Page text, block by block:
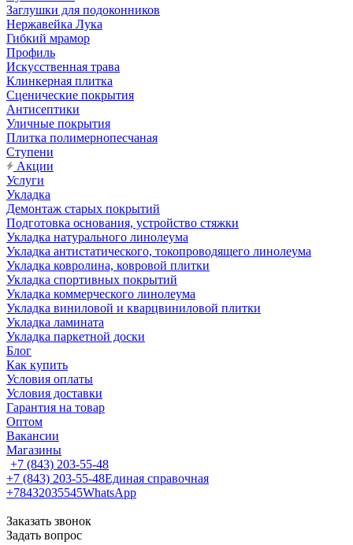
Заглушки для подоконников
Нержавейка Лука
Гибкий мрамор
Профиль
Искусственная трава
Клинкерная плитка
Сценические покрытия
Антисептики
Уличные покрытия
Плитка полимернопесчаная
Ступени
Акции
Услуги
Укладка
Демонтаж старых покрытий
Подготовка основания, устройство стяжки
Укладка натурального линолеума
Укладка антистатического, токопроводящего линолеума
Укладка ковролина, ковровой плитки
Укладка спортивных покрытий
Укладка коммерческого линолеума
Укладка виниловой и кварцвиниловой плитки
Укладка ламината
Укладка паркетной доски
Блог
Как купить
Условия оплаты
Условия доставки
Гарантия на товар
Оптом
Вакансии
Магазины
+7 (843) 203-55-48
+7 (843) 203-55-48Единая справочная
+78432035545WhatsApp
Заказать звонок
Задать вопрос